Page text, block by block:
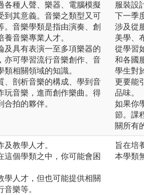
各種人聲、樂器、電腦模擬
到其意義。音樂之類型又可
。音樂學類是指由演奏、創
音樂專業人才。
及具有表演一至多項樂器的
亦可學習流行音樂創作、音
相關領域的知識。
、剖析音樂的構成、學到音
玩音樂，進而創作樂曲。得
拍的夥伴。
服裝設
下一季
涉及從
美學、
從學習
和各國
學生對
更要能
品味。
如果你
節。課
關所有
教學人才。
這個學類之中，你可能會困
學人才，但也可能提供相關
樂等。
旨在培
本學類